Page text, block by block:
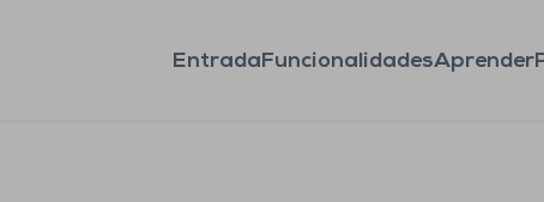
EntradaFuncionalidadesAprender